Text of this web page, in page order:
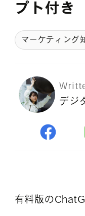
無料診断
Webマー
よくある
プト付き
マーケティング
デジ
有料版の